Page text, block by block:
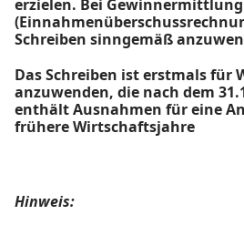
erzielen. Bei Gewinnermittlung
Schreiben sinngemäß
Das Schreiben ist erstmals für
anzuwenden, die nach dem
enthält Ausnahmen für eine
frühere Wirtschaftsjahre
Hinweis: